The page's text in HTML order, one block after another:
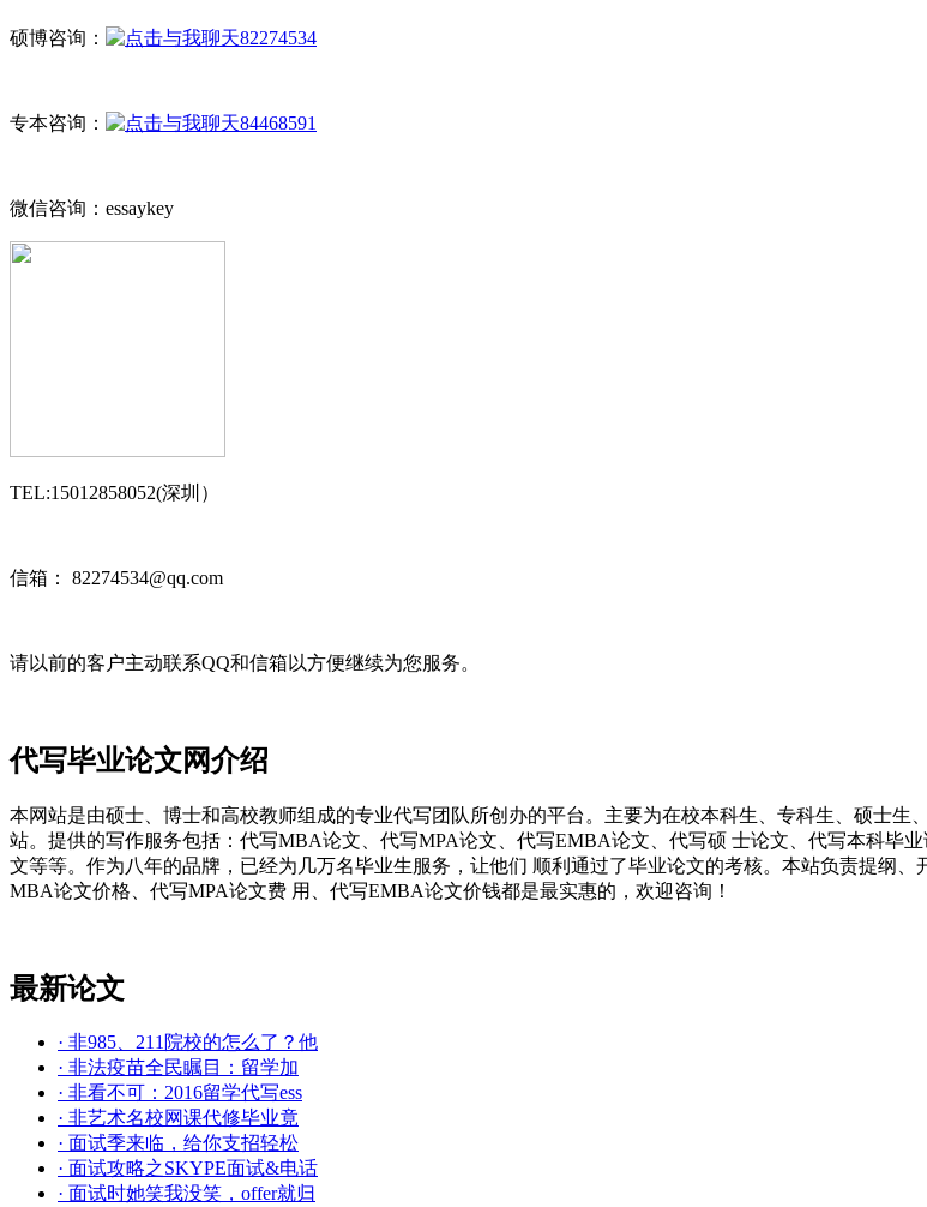
硕博咨询： 82274534
专本咨询： 84468591
微信咨询：essaykey
TEL:15012858052(深圳）
信箱： 82274534@qq.com
请以前的客户主动联系QQ和信箱以方便继续为您服务。
代写毕业论文网介绍
本网站是由硕士、博士和高校教师组成的专业代写团队所创办的平台。主要为在校本科生、专科生、硕士
站。提供的写作服务包括：代写MBA论文、代写MPA论文、代写EMBA论文、代写硕 士论文、代写本科毕
文等等。作为八年的品牌，已经为几万名毕业生服务，让他们 顺利通过了毕业论文的考核。本站负责提纲
MBA论文价格、代写MPA论文费 用、代写EMBA论文价钱都是最实惠的，欢迎咨询！
最新论文
· 非985、211院校的怎么了？他
· 非法疫苗全民瞩目：留学加
· 非看不可：2016留学代写ess
· 非艺术名校网课代修毕业竟
· 面试季来临，给你支招轻松
· 面试攻略之SKYPE面试&电话
· 面试时她笑我没笑，offer就归